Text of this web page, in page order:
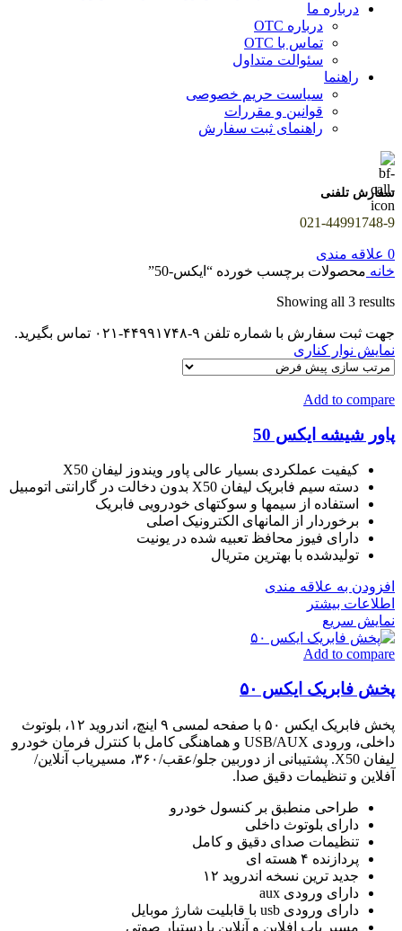
درباره ما
درباره OTC
تماس با OTC
سئوالت متداول
راهنما
سیاست حریم خصوصی
قوانین و مقررات
راهنمای ثبت سفارش
سفارش تلفنی
021-44991748-9
0 علاقه مندی
خانه محصولات برچسب خورده “ایکس-50”
Showing all 3 results
جهت ثبت سفارش با شماره تلفن ۹-۴۴۹۹۱۷۴۸-۰۲۱ تماس بگیرید.
نمایش نوار کناری
Add to compare
پاور شیشه ایکس 50
کیفیت عملکردی بسیار عالی پاور ویندوز لیفان X50
دسته سیم فابریک لیفان X50 بدون دخالت در گارانتی اتومبیل
استفاده از سیمها و سوکتهای خودرویی فابریک
برخوردار از المانهای الکترونیک اصلی
دارای فیوز محافظ تعبیه شده در یونیت
تولیدشده با بهترین متریال
افزودن به علاقه مندی
اطلاعات بیشتر
نمایش سریع
Add to compare
پخش فابریک ایکس ۵۰
پخش فابریک ایکس ۵۰ با صفحه لمسی ۹ اینچ، اندروید ۱۲، بلوتوث
داخلی، ورودی USB/AUX و هماهنگی کامل با کنترل فرمان خودرو
لیفان X50. پشتیبانی از دوربین جلو/عقب/۳۶۰، مسیریاب آنلاین/
آفلاین و تنظیمات دقیق صدا.
طراحی منطبق بر کنسول خودرو
دارای بلوتوث داخلی
تنظیمات صدای دقیق و کامل
پردازنده ۴ هسته ای
جدید ترین نسخه اندروید ۱۲
دارای ورودی aux
دارای ورودی usb با قابلیت شارژ موبایل
مسیر یاب افلاین و آنلاین با دستیار صوتی